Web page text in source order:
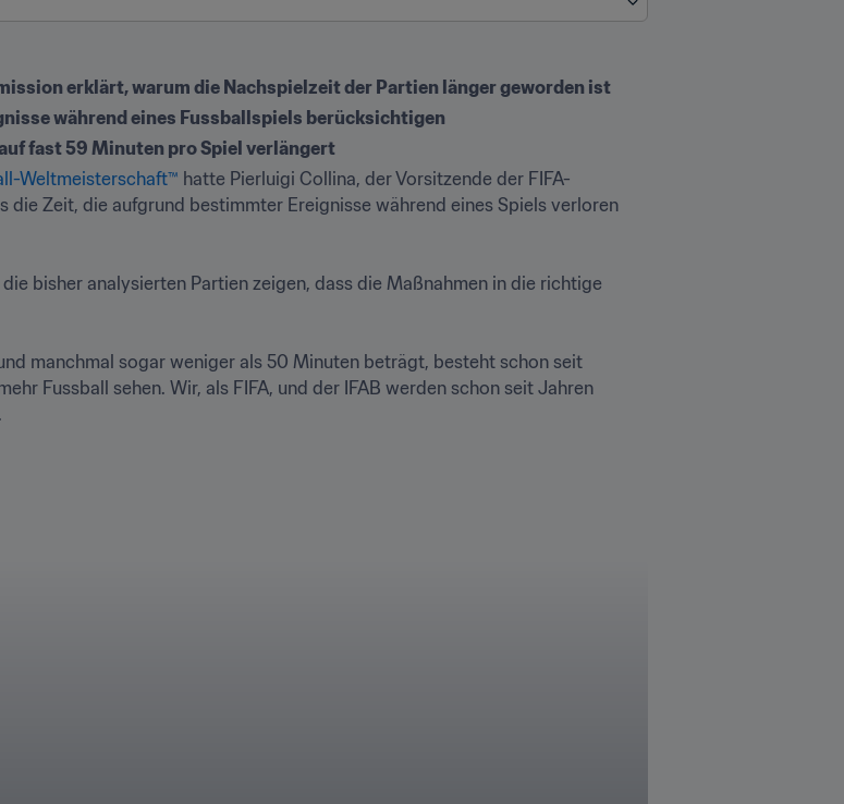
erklärt, warum die Nachspielzeit der Partien länger geworden ist
während eines Fussballspiels berücksichtigen
fast 59 Minuten pro Spiel verlängert
Weltmeisterschaft™ hatte Pierluigi Collina, der Vorsitzende der FIFA-
Zeit, die aufgrund bestimmter Ereignisse während eines Spiels verloren
bisher analysierten Partien zeigen, dass die Maßnahmen in die richtige
manchmal sogar weniger als 50 Minuten beträgt, besteht schon seit
Fussball sehen. Wir, als FIFA, und der IFAB werden schon seit Jahren